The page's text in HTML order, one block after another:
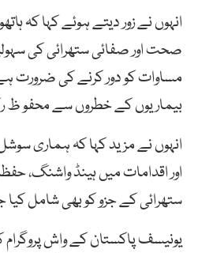
انہوں نے زور دیتے ہوئے کہا کہ
صحت اور صفائی ستھرائی کی
مساوات کو دور کرنے کی ضرورت
بیماریوں کے خطروں سے محفو ظ
انہوں نے مزید کہا کہ ہماری
اور اقدامات میں ہینڈ واشنگ،
ستھرائی کے جزو کو بھی شامل کیا
یونیسف پاکستان کے واش